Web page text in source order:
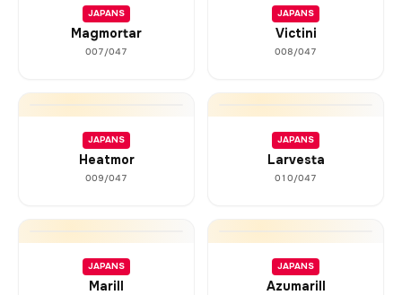
JAPANS
Magmortar
007/047
JAPANS
Victini
008/047
JAPANS
Heatmor
009/047
JAPANS
Larvesta
010/047
JAPANS
Marill
JAPANS
Azumarill